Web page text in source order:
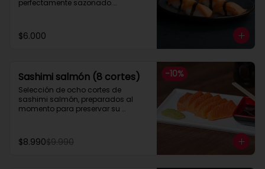
perfectamente sazonado.
para quienes disfrutan la esencia
del sushi sin distracciones.
$6.000
-10%
Sashimi salmón (8 cortes)
Selección de ocho cortes de
sashimi salmón, preparados al
momento para preservar su
$8.990$9.990